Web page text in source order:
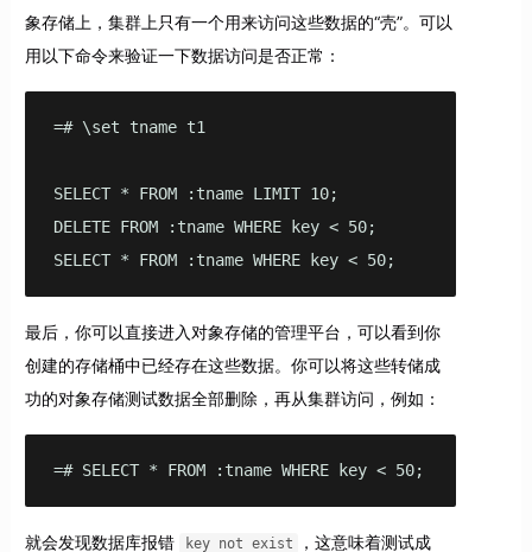
象存储上，集群上只有一个用来访问这些数据的“壳”。可以
用以下命令来验证一下数据访问是否正常：
=# \set tname t1
SELECT * FROM :tname LIMIT 10;
DELETE FROM :tname WHERE key < 50;
SELECT * FROM :tname WHERE key < 50;
最后，你可以直接进入对象存储的管理平台，可以看到你
创建的存储桶中已经存在这些数据。你可以将这些转储成
功的对象存储测试数据全部删除，再从集群访问，例如：
=# SELECT * FROM :tname WHERE key < 50;
就会发现数据库报错 key not exist ，这意味着测试成